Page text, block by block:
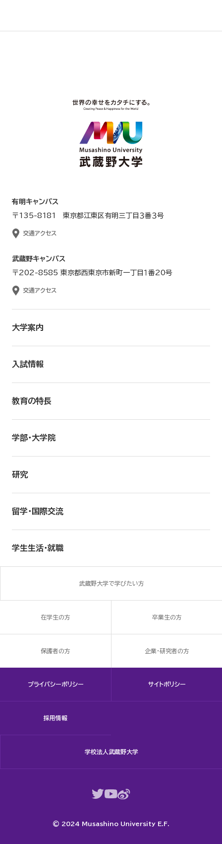
有明キャンパス
〒135-8181 東京都江東区有明三丁目３番３号
交通アクセス
武蔵野キャンパス
〒202-8585 東京都西東京市新町一丁目１番20号
交通アクセス
大学案内
入試情報
教育の特長
学部・大学院
研究
留学・国際交流
学生生活・就職
武蔵野大学で学びたい方
在学生の方 卒業生の方
保護者の方 企業・研究者の方
プライバシーポリシー サイトポリシー
採用情報
学校法人武蔵野大学
© 2024 Musashino University E.F.